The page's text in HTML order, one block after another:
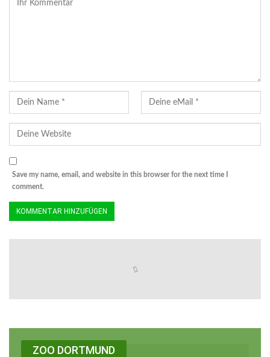
Save my name, email, and website in this browser for the next time I
comment.
ZOO DORTMUND